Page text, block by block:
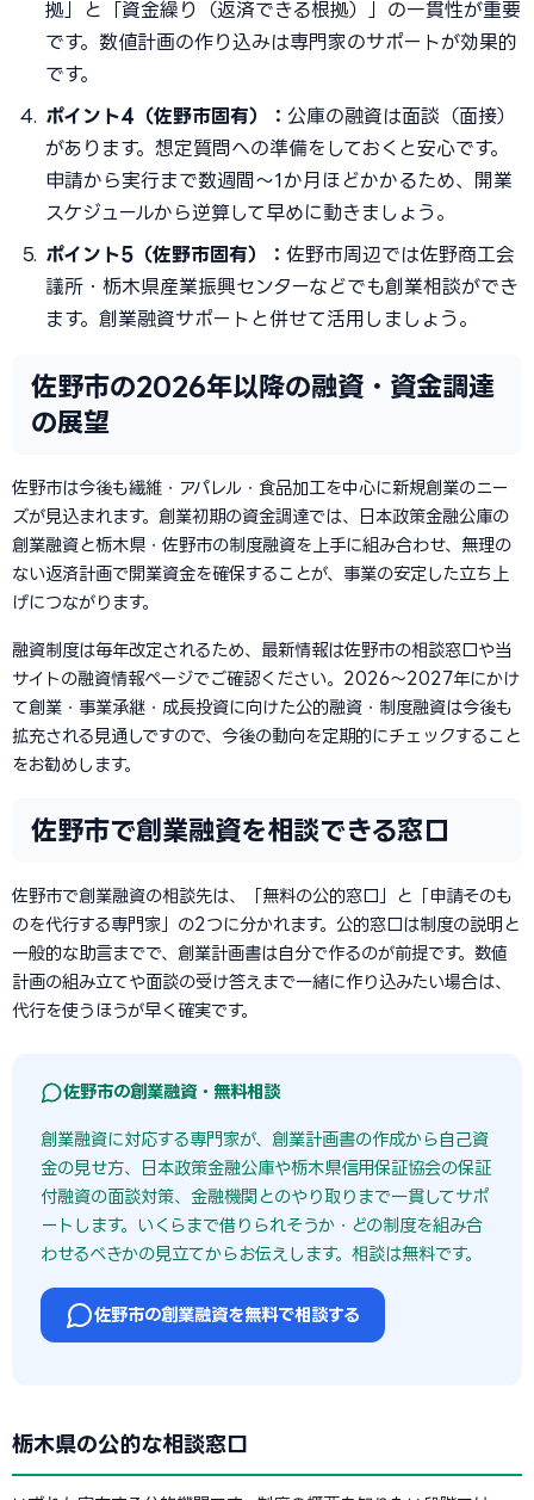
拠」と「資金繰り（返済できる根拠）」の一貫性が重要
です。数値計画の作り込みは専門家のサポートが効果的
です。
ポイント4（佐野市固有）： 公庫の融資は面談（面接）
があります。想定質問への準備をしておくと安心です。
申請から実行まで数週間〜1か月ほどかかるため、開業
スケジュールから逆算して早めに動きましょう。
ポイント5（佐野市固有）： 佐野市周辺では佐野商工会
議所・栃木県産業振興センターなどでも創業相談ができ
ます。創業融資サポートと併せて活用しましょう。
佐野市の2026年以降の融資・資金調達
の展望
佐野市は今後も繊維・アパレル・食品加工を中心に新規創業のニー
ズが見込まれます。創業初期の資金調達では、日本政策金融公庫の
創業融資と栃木県・佐野市の制度融資を上手に組み合わせ、無理の
ない返済計画で開業資金を確保することが、事業の安定した立ち上
げにつながります。
融資制度は毎年改定されるため、最新情報は佐野市の相談窓口や当
サイトの融資情報ページでご確認ください。2026〜2027年にかけ
て創業・事業承継・成長投資に向けた公的融資・制度融資は今後も
拡充される見通しですので、今後の動向を定期的にチェックすること
をお勧めします。
佐野市で創業融資を相談できる窓口
佐野市で創業融資の相談先は、「無料の公的窓口」と「申請そのも
のを代行する専門家」の2つに分かれます。公的窓口は制度の説明と
一般的な助言までで、創業計画書は自分で作るのが前提です。数値
計画の組み立てや面談の受け答えまで一緒に作り込みたい場合は、
代行を使うほうが早く確実です。
佐野市の創業融資・無料相談
創業融資に対応する専門家が、創業計画書の作成から自己資
金の見せ方、日本政策金融公庫や栃木県信用保証協会の保証
付融資の面談対策、金融機関とのやり取りまで一貫してサポ
ートします。いくらまで借りられそうか・どの制度を組み合
わせるべきかの見立てからお伝えします。相談は無料です。
佐野市の創業融資を無料で相談する
栃木県の公的な相談窓口